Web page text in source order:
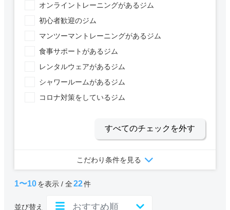
オンライントレーニングがあるジム
初心者歓迎のジム
マンツーマントレーニングがあるジム
食事サポートがあるジム
レンタルウェアがあるジム
シャワールームがあるジム
コロナ対策をしているジム
すべてのチェックを外す
こだわり条件を見る
1〜10を表示 / 全22件
並び替え